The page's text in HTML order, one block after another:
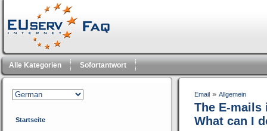
Alle Kategorien Sofortantwort
Startseite
Email » Allgemein
The E-
What can I